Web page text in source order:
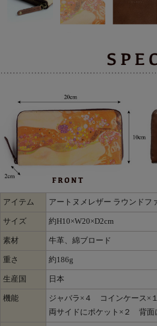
アイテム アートヌメレザー ラウンドフ
サイズ 約H10×W20×D2cm
素材 牛革、綿ブロード
重さ 約186g
生産国 日本
機能
ジャバラ×４ コインケース×
両サイドにポケット×２ 背面